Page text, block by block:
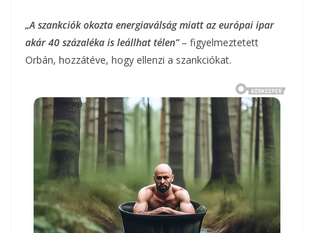
„A szankciók okozta energiaválság miatt az európai ipar
akár 40 százaléka is leállhat télen”– figyelmeztetett
Orbán, hozzátéve, hogy ellenzi a szankciókat.